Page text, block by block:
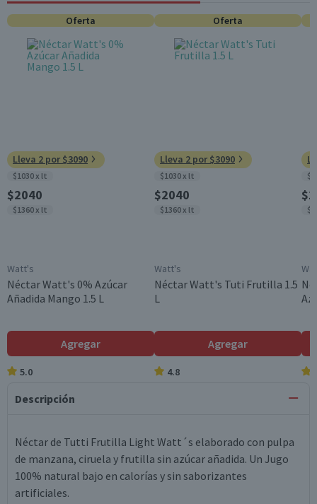
Oferta
Lleva 2 por $3090
$1030 x lt
$2040
$1360 x lt
Watt's
Néctar Watt's 0% Azúcar
Añadida Mango 1.5 L
Agregar
5.0
Oferta
Lleva 2 por $3090
$1030 x lt
$2040
$1360 x lt
Watt's
Néctar Watt's Tuti Frutilla 1.5
L
Agregar
4.8
Descripción
Néctar de Tutti Frutilla Light Watt´s elaborado con pulpa
de manzana, ciruela y frutilla sin azúcar añadida. Un Jugo
100% natural bajo en calorías y sin saborizantes
artificiales.